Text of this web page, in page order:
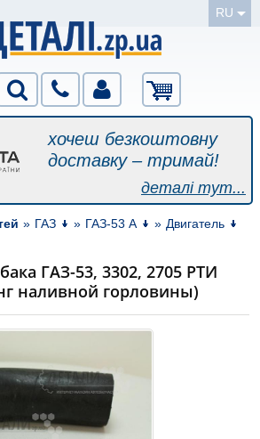
RU
хочеш безкоштовну
доставку – тримай!
деталі тут...
» ГАЗ » ГАЗ-53 А » Двигатель
ГАЗ-53, 3302, 2705 РТИ
наливной горловины)